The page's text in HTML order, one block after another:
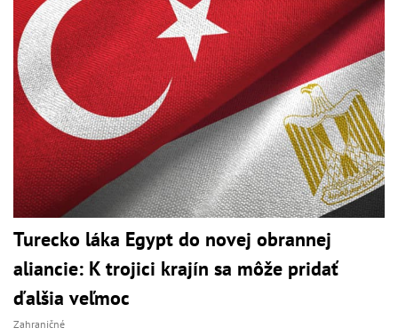
Turecko láka Egypt do novej obrannej
aliancie: K trojici krajín sa môže pridať
ďalšia veľmoc
Zahraničné